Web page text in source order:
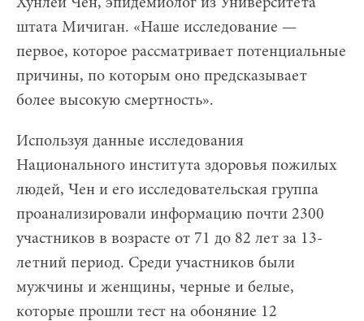
штата Мичиган. «Наше исследование —
первое, которое рассматривает потенциальные
причины, по которым оно предсказывает
более высокую смертность».
Используя данные исследования
Национального института здоровья пожилых
людей, Чен и его исследовательская группа
проанализировали информацию почти 2300
участников в возрасте от 71 до 82 лет за 13-
летний период. Среди участников были
мужчины и женщины, черные и белые,
которые прошли тест на обоняние 12